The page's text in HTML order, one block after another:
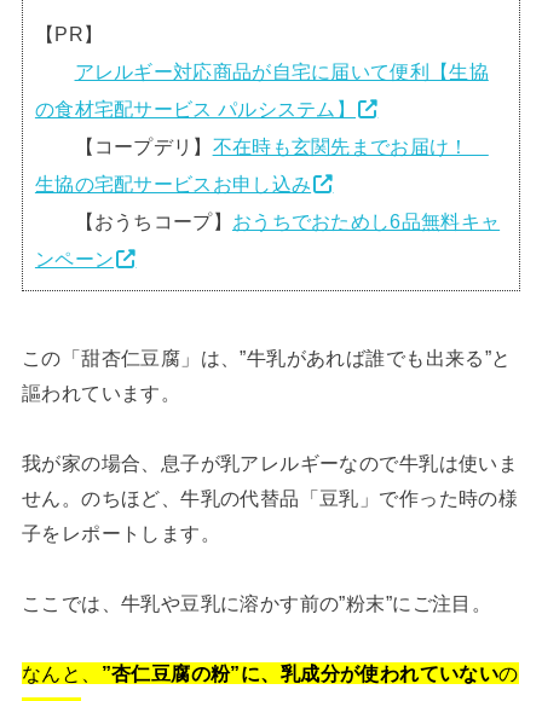
【PR】
アレルギー対応商品が自宅に届いて便利【生協
の食材宅配サービス パルシステム】
【コープデリ】 不在時も玄関先までお届け！
生協の宅配サービスお申し込み
【おうちコープ】 おうちでおためし6品無料キャ
ンペーン
この「甜杏仁豆腐」は、”牛乳があれば誰でも出来る”と
謳われています。
我が家の場合、息子が乳アレルギーなので牛乳は使いま
せん。のちほど、牛乳の代替品「豆乳」で作った時の様
子をレポートします。
ここでは、牛乳や豆乳に溶かす前の”粉末”にご注目。
なんと、 ”杏仁豆腐の粉”に、乳成分が使われていないの